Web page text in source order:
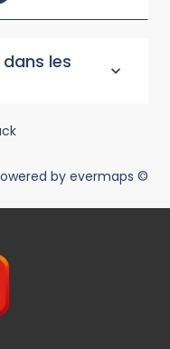
les
byevermaps ©